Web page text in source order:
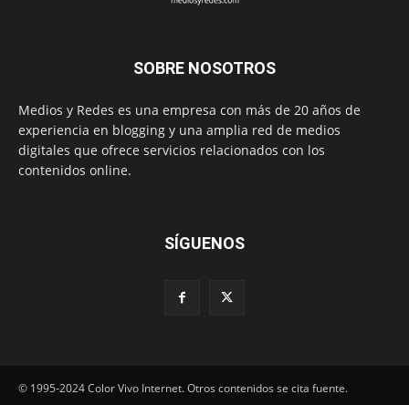
SOBRE NOSOTROS
Medios y Redes es una empresa con más de 20 años de
experiencia en blogging y una amplia red de medios
digitales que ofrece servicios relacionados con los
contenidos online.
SÍGUENOS
© 1995-2024 Color Vivo Internet. Otros contenidos se cita fuente.